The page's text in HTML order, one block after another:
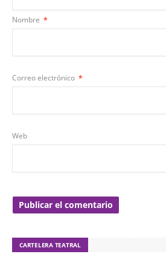
Nombre *
Correo electrónico *
Web
CARTELERA TEATRAL